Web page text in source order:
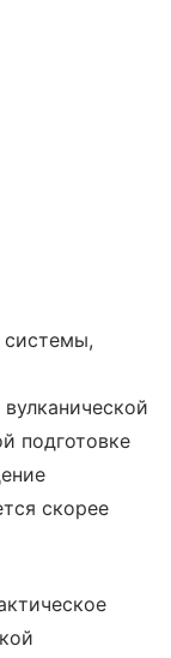
подготовке
скорее